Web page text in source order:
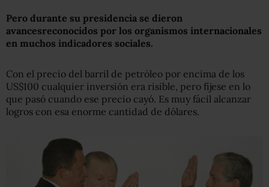
Pero durante su presidencia se dieron
avancesreconocidos por los organismos internacionales
en muchos indicadores sociales.
Con el precio del barril de petróleo por encima de los
US$100 cualquier inversión era risible, pero fíjese en lo
que pasó cuando ese precio cayó. Es muy fácil alcanzar
logros con esa enorme cantidad de dólares.